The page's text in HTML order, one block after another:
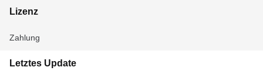
Lizenz
Zahlung
Letztes Update